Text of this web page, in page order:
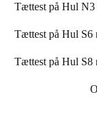
Tættest på Hul N3
Tættest på Hul S6
Tættest på Hul S8